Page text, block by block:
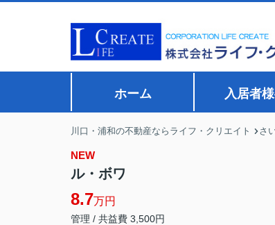
ホーム 入居者
川口・浦和の不動産ならライフ・クリエイト さ
NEW
ル・ボワ
8.7万円
管理 / 共益費 3,500円